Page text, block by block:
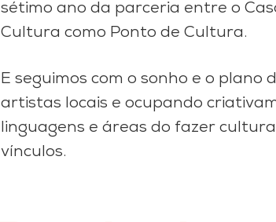
sétimo ano da parceria entre o
Cultura como Ponto de Cultura.
E seguimos com o sonho e o
artistas locais e ocupando
linguagens e áreas do fazer
vínculos.